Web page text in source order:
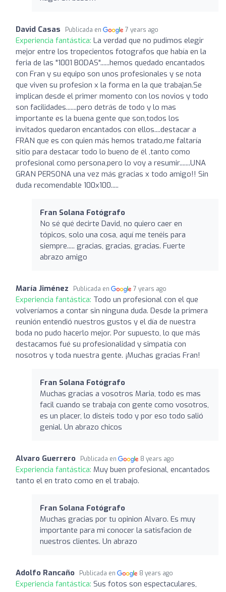
David Casas Publicada en 7 years ago
Experiencia fantástica: La verdad que no pudimos elegir
mejor entre los tropecientos fotografos que había en la
feria de las "1001 BODAS"......hemos quedado encantados
con Fran y su equipo son unos profesionales y se nota
que viven su profesion x la forma en la que trabajan.Se
implican desde el primer momento con los novios y todo
son facilidades.......pero detrás de todo y lo mas
importante es la buena gente que son,todos los
invitados quedaron encantados con ellos....destacar a
FRAN que es con quien más hemos tratado,me faltaría
sitio para destacar todo lo bueno de él ,tanto como
profesional como persona,pero lo voy a resumir.......UNA
GRAN PERSONA una vez más gracias x todo amigo!! Sin
duda recomendable 100x100.....
Fran Solana Fotógrafo
No sé qué decirte David, no quiero caer en
tópicos, solo una cosa, aquí me tenéis para
siempre..... gracias, gracias, gracias. Fuerte
abrazo amigo
María Jiménez Publicada en 7 years ago
Experiencia fantástica: Todo un profesional con el que
volveríamos a contar sin ninguna duda. Desde la primera
reunión entendió nuestros gustos y el día de nuestra
boda no pudo hacerlo mejor. Por supuesto, lo que más
destacamos fué su profesionalidad y simpatía con
nosotros y toda nuestra gente. ¡Muchas gracias Fran!
Fran Solana Fotógrafo
Muchas gracias a vosotros Maria, todo es mas
facil cuando se trabaja con gente como vosotros,
es un placer, lo disteis todo y por eso todo salió
genial. Un abrazo chicos
Alvaro Guerrero Publicada en 8 years ago
Experiencia fantástica: Muy buen profesional, encantados
tanto el en trato como en el trabajo.
Fran Solana Fotógrafo
Muchas gracias por tu opinion Alvaro. Es muy
importante para mi conocer la satisfacion de
nuestros clientes. Un abrazo
Adolfo Rancaño Publicada en 8 years ago
Experiencia fantástica: Sus fotos son espectaculares,